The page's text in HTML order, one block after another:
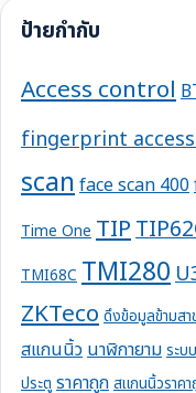
ป้ายกำกับ
Access control
fingerprint
scanface scan 400
Time One TIP
TMI68C TMI280
ZKTeco ดึงข้อมูลข้ามสา
สแกนนิ้วนาฬิกายาม ระบ
ประตู ราคาถูก สแกนนิ้วราค